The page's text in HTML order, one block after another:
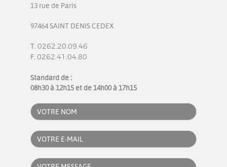
13 rue de Paris
97464 SAINT DENIS CEDEX
T. 0262.20.09.46
F. 0262.41.04.80
Standard de :
08h30 à 12h15 et de 14h00 à 17h15
VOTRE
NOM:
COURIEL:
Votre